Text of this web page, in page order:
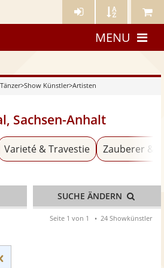
Künstler- Künstler Meine
MENU
>Show Künstler>Artisten
Sachsen-Anhalt
Künstler»«Artisten» zurücksetzen
Varieté & Travestie Zauberer &
SUCHE ÄNDERN
Seite 1 von 1 24 Showkünstler